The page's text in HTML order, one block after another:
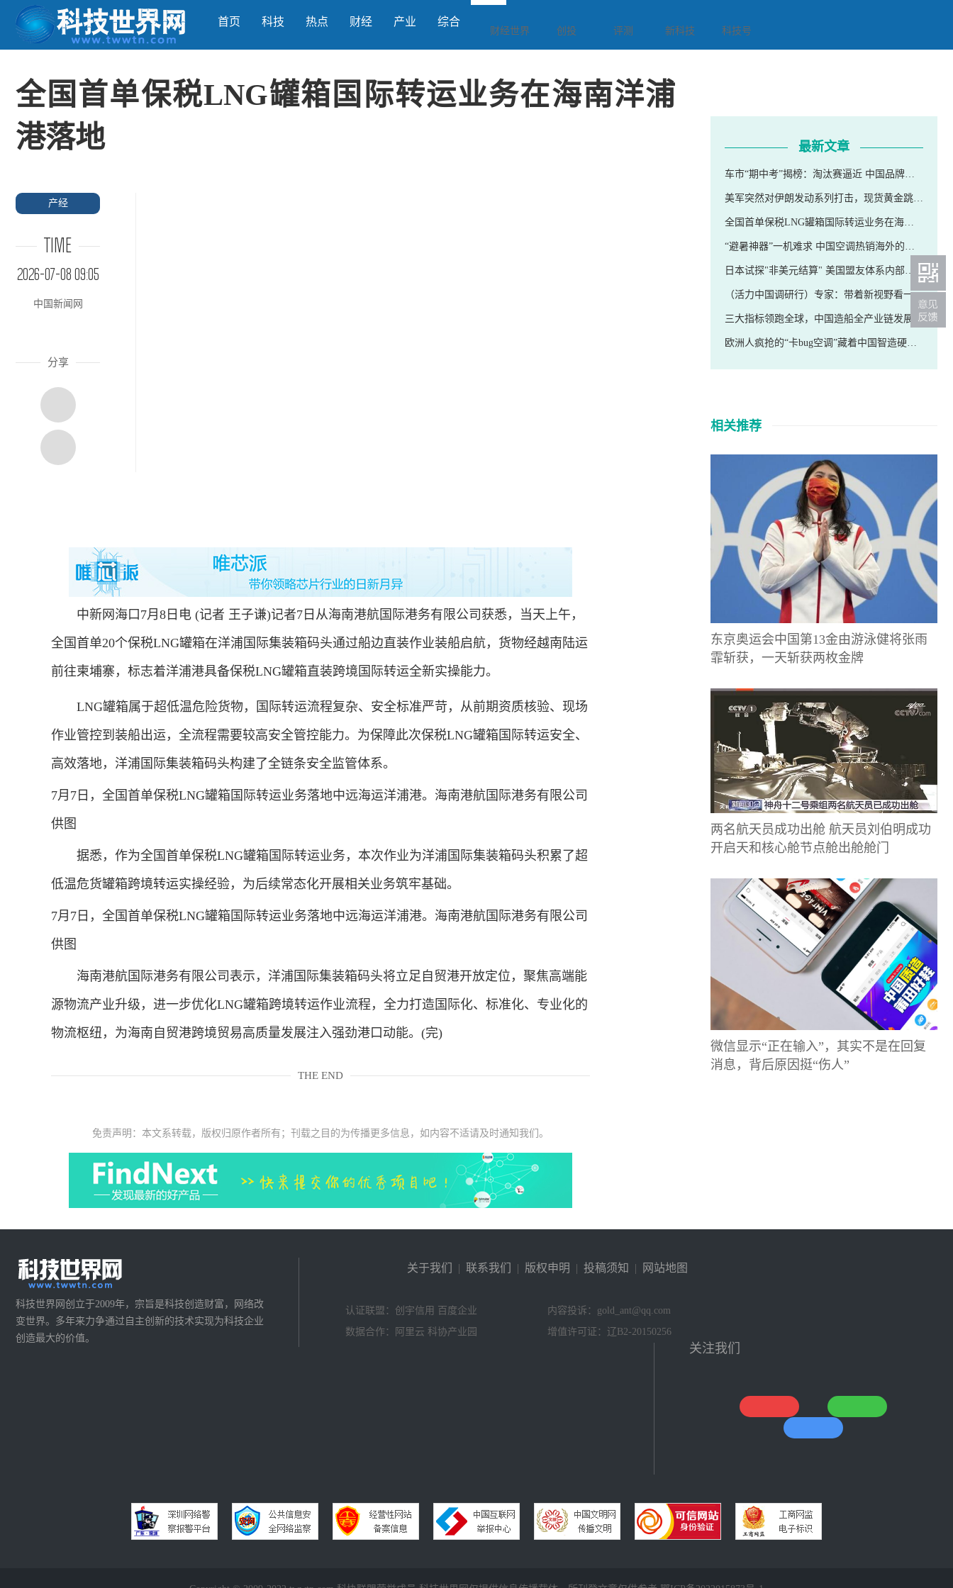
首页 科技 热点 财经 产业 综合
财经世界 创投 评测 新科技 科技号
全国首单保税LNG罐箱国际转运业务在海南洋浦
港落地
产经
TIME
2026-07-08 09:05
中国新闻网
分享
中新网海口7月8日电 (记者 王子谦)记者7日从海南港航国际港务有限公司获悉，当天上午，
全国首单20个保税LNG罐箱在洋浦国际集装箱码头通过船边直装作业装船启航，货物经越南陆运
前往柬埔寨，标志着洋浦港具备保税LNG罐箱直装跨境国际转运全新实操能力。
LNG罐箱属于超低温危险货物，国际转运流程复杂、安全标准严苛，从前期资质核验、现场
作业管控到装船出运，全流程需要较高安全管控能力。为保障此次保税LNG罐箱国际转运安全、
高效落地，洋浦国际集装箱码头构建了全链条安全监管体系。
7月7日，全国首单保税LNG罐箱国际转运业务落地中远海运洋浦港。海南港航国际港务有限公司
供图
据悉，作为全国首单保税LNG罐箱国际转运业务，本次作业为洋浦国际集装箱码头积累了超
低温危货罐箱跨境转运实操经验，为后续常态化开展相关业务筑牢基础。
7月7日，全国首单保税LNG罐箱国际转运业务落地中远海运洋浦港。海南港航国际港务有限公司
供图
海南港航国际港务有限公司表示，洋浦国际集装箱码头将立足自贸港开放定位，聚焦高端能
源物流产业升级，进一步优化LNG罐箱跨境转运作业流程，全力打造国际化、标准化、专业化的
物流枢纽，为海南自贸港跨境贸易高质量发展注入强劲港口动能。(完)
THE END
免责声明：本文系转载，版权归原作者所有；刊载之目的为传播更多信息，如内容不适请及时通知我们。
最新文章
车市“期中考”揭榜：淘汰赛逼近 中国品牌市占率已超百分之七十
美军突然对伊朗发动系列打击，现货黄金跳水失守4100美元，油价暴涨
全国首单保税LNG罐箱国际转运业务在海南洋浦港落地
“避暑神器”一机难求 中国空调热销海外的秘诀
日本试探"非美元结算" 美国盟友体系内部出现裂痕
（活力中国调研行）专家：带着新视野看一线，读懂新质生产力上海实践
三大指标领跑全球，中国造船全产业链发展壮大
欧洲人疯抢的“卡bug空调”藏着中国智造硬功夫
相关推荐
东京奥运会中国第13金由游泳健将张雨
霏斩获，一天斩获两枚金牌
两名航天员成功出舱 航天员刘伯明成功
开启天和核心舱节点舱出舱舱门
微信显示“正在输入”，其实不是在回复
消息，背后原因挺“伤人”
科技世界网创立于2009年，宗旨是科技创造财富，网络改
变世界。多年来力争通过自主创新的技术实现为科技企业
创造最大的价值。
关于我们 | 联系我们 | 版权申明 | 投稿须知 | 网站地图
认证联盟：创宇信用 百度企业
内容投诉：gold_ant@qq.com
数据合作：阿里云 科协产业园
增值许可证：辽B2-20150256
关注我们